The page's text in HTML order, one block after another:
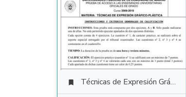
 Técnicas de Expresión Gráfico Plástica